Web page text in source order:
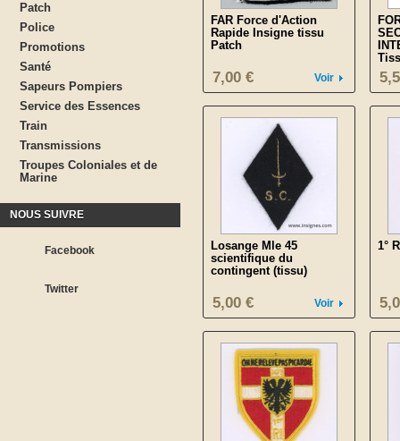
Patch
Police
Promotions
Santé
Sapeurs Pompiers
Service des Essences
Train
Transmissions
Troupes Coloniales et de
Marine
NOUS SUIVRE
Facebook
Twitter
FAR Force d'Action
Rapide Insigne tissu
Patch
Voir
7,00 €
Losange Mle 45
scientifique du
contingent (tissu)
Voir
5,00 €
1°